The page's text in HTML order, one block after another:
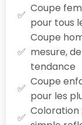
Coupe
pour tous
Coupe
mesure,
tendance
Coupe
pour les
Coloration